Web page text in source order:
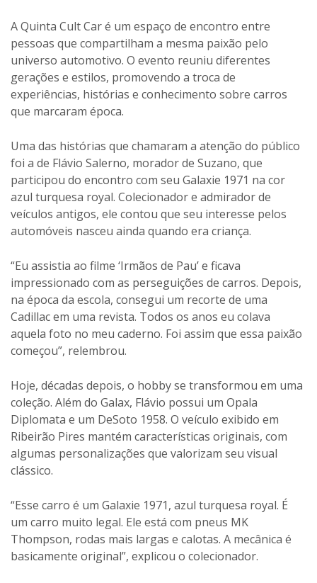
A Quinta Cult Car é um espaço de encontro entre
pessoas que compartilham a mesma paixão pelo
universo automotivo. O evento reuniu diferentes
gerações e estilos, promovendo a troca de
experiências, histórias e conhecimento sobre carros
que marcaram época.
Uma das histórias que chamaram a atenção do público
foi a de Flávio Salerno, morador de Suzano, que
participou do encontro com seu Galaxie 1971 na cor
azul turquesa royal. Colecionador e admirador de
veículos antigos, ele contou que seu interesse pelos
automóveis nasceu ainda quando era criança.
“Eu assistia ao filme ‘Irmãos de Pau’ e ficava
impressionado com as perseguições de carros. Depois,
na época da escola, consegui um recorte de uma
Cadillac em uma revista. Todos os anos eu colava
aquela foto no meu caderno. Foi assim que essa paixão
começou”, relembrou.
Hoje, décadas depois, o hobby se transformou em uma
coleção. Além do Galax, Flávio possui um Opala
Diplomata e um DeSoto 1958. O veículo exibido em
Ribeirão Pires mantém características originais, com
algumas personalizações que valorizam seu visual
clássico.
“Esse carro é um Galaxie 1971, azul turquesa royal. É
um carro muito legal. Ele está com pneus MK
Thompson, rodas mais largas e calotas. A mecânica é
basicamente original”, explicou o colecionador.